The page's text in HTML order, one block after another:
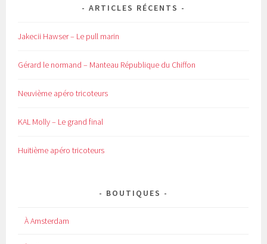
ARTICLES RÉCENTS
Jakecii Hawser – Le pull marin
Gérard le normand – Manteau République du Chiffon
Neuvième apéro tricoteurs
KAL Molly – Le grand final
Huitième apéro tricoteurs
BOUTIQUES
À Amsterdam